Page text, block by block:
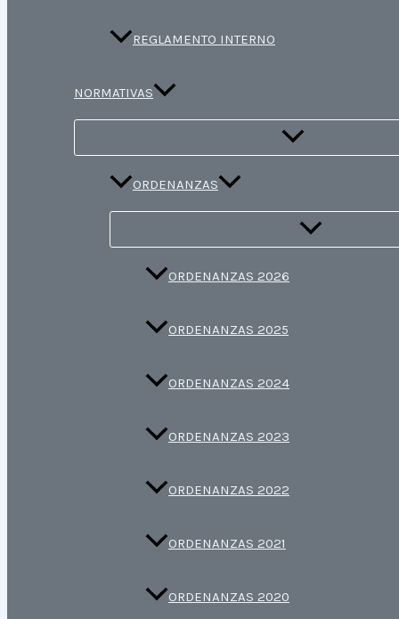
REGLAMENTO INTERNO
NORMATIVAS
ORDENANZAS
ORDENANZAS 2026
ORDENANZAS 2025
ORDENANZAS 2024
ORDENANZAS 2023
ORDENANZAS 2022
ORDENANZAS 2021
ORDENANZAS 2020